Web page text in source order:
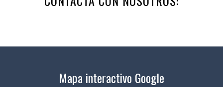
Mapa interactivo Google